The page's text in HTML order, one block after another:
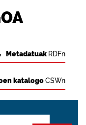
Metadatuak RDFn
katalogoCSWn